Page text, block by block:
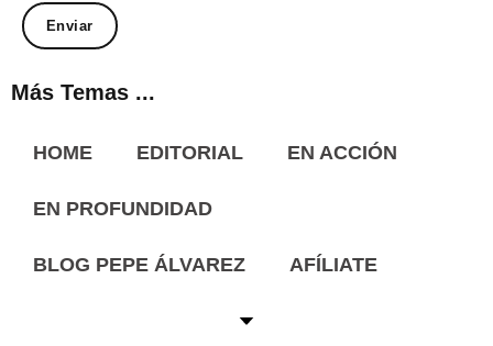
Más Temas ...
HOME EDITORIAL EN ACCIÓN
EN PROFUNDIDAD
BLOG PEPE ÁLVAREZ AFÍLIATE